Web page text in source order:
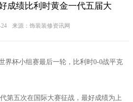
成绩比利时黄金一代五届大
来源：饰装装修资讯网
界杯小组赛最后一轮，比利时0-0战平克
第五次在国际大赛征战，最好成绩为上